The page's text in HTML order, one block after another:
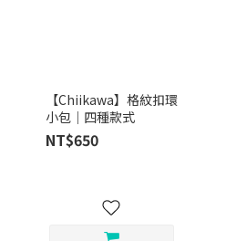
【Chiikawa】格紋扣環
小包｜四種款式
NT$650